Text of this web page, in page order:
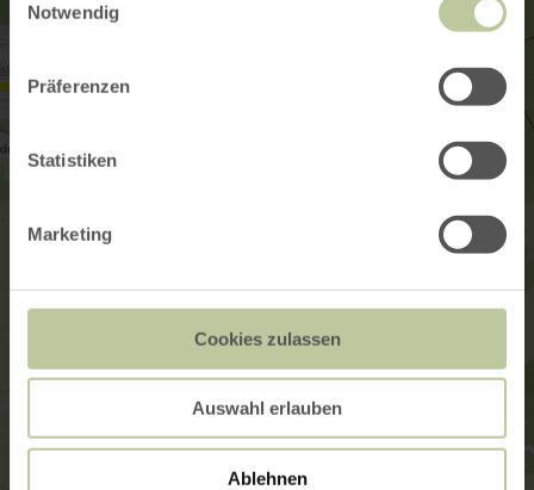
Notwendig
Präferenzen
Statistiken
Marketing
Cookies zulassen
Auswahl erlauben
Ablehnen